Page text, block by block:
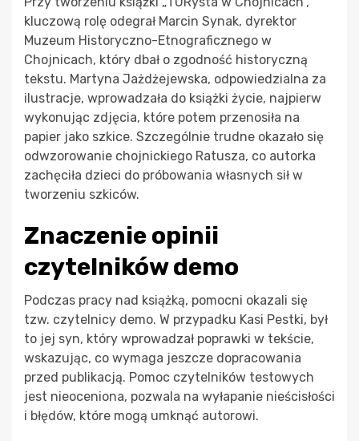
kluczową rolę odegrał Marcin Synak, dyrektor
Muzeum Historyczno-Etnograficznego w
Chojnicach, który dbał o zgodność historyczną
tekstu. Martyna Jażdżejewska, odpowiedzialna za
ilustracje, wprowadzała do książki życie, najpierw
wykonując zdjęcia, które potem przenosiła na
papier jako szkice. Szczególnie trudne okazało się
odwzorowanie chojnickiego Ratusza, co autorka
zachęciła dzieci do próbowania własnych sił w
tworzeniu szkiców.
Znaczenie opinii
czytelników demo
Podczas pracy nad książką, pomocni okazali się
tzw. czytelnicy demo. W przypadku Kasi Pestki, był
to jej syn, który wprowadzał poprawki w tekście,
wskazując, co wymaga jeszcze dopracowania
przed publikacją. Pomoc czytelników testowych
jest nieoceniona, pozwala na wyłapanie nieścisłości
i błędów, które mogą umknąć autorowi.